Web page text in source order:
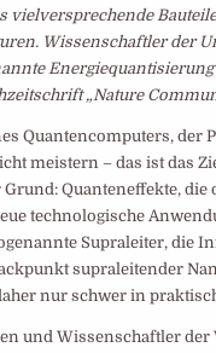
vielversprechende
Wissenschaftler der
„Nature
Quantencomputers, der
meistern – das ist das
Quanteneffekte,
technologische
Supraleiter, die
supraleitender
nur schwer in
und Wissenschaftler